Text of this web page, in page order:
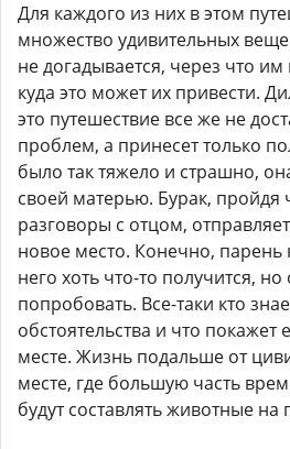
Для каждого из них в этом
множество удивительных
не догадывается, через что
куда это может их привести.
это путешествие все же не
проблем, а принесет только
было так тяжело и страшно,
своей матерью. Бурак, пройдя
разговоры с отцом,
новое место. Конечно, парень
него хоть что-то получится,
попробовать. Все-таки кто
обстоятельства и что
месте. Жизнь подальше от
месте, где большую часть
будут составлять животные на